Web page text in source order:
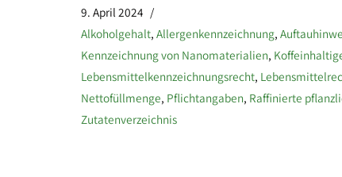
9. April 2024
Alkoholgehalt, Allergenkennzeichnung,
Kennzeichnung von Nanomaterialien,
Lebensmittelkennzeichnungsrecht,
Nettofüllmenge, Pflichtangaben, Raffinierte
Zutatenverzeichnis